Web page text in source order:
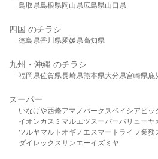
鳥取県島根県岡山県広島県山口県
四国 のチラシ
徳島県香川県愛媛県高知県
九州・沖縄 のチラシ
福岡県佐賀県長崎県熊本県大分県宮崎県鹿
スーパー
いなげや西條アマノパークスベイシア ビッ
イオンカスミ マルエツスーパーバリューヤ
ツルヤマルト オギノ エスマート ライフ業務
ダイレックスサンエーイズミヤ